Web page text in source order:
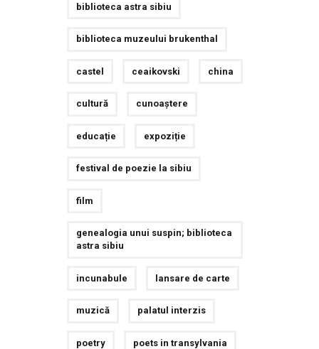
biblioteca astra sibiu
biblioteca muzeului brukenthal
castel ceaikovski china
cultură cunoaștere
educație expoziție
festival de poezie la sibiu
film
genealogia unui suspin; biblioteca
astra sibiu
incunabule lansare de carte
muzică palatul interzis
poetry poets in transylvania